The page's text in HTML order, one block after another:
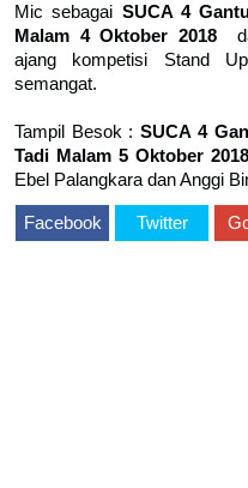
Mic sebagai SUCA 4
Malam 4 Oktober 2018
ajang kompetisi Stand
semangat.
Tampil Besok :SUCA 4
Tadi Malam 5 Oktober
Ebel Palangkara dan Anggi
Facebook Twitter